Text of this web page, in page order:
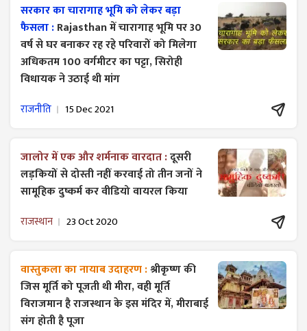
सरकार का चारागाह भूमि को लेकर बड़ा
फैसला :Rajasthan में चारागाह भूमि पर 30
वर्ष से घर बनाकर रह रहे परिवारों को मिलेगा
अधिकतम 100 वर्गमीटर का पट्टा, सिरोही
विधायक ने उठाई थी मांग
राजनीति 15 Dec 2021
जालोर में एक और शर्मनाक वारदात :दूसरी
लड़कियों से दोस्ती नहीं करवाई तो तीन जनों ने
सामूहिक दुष्कर्म कर वीडियो वायरल किया
राजस्थान 23 Oct 2020
वास्तुकला का नायाब उदाहरण :श्रीकृष्ण की
जिस मूर्ति को पूजती थी मीरा, वही मूर्ति
विराजमान है राजस्थान के इस मंदिर में, मीराबाई
संग होती है पूजा